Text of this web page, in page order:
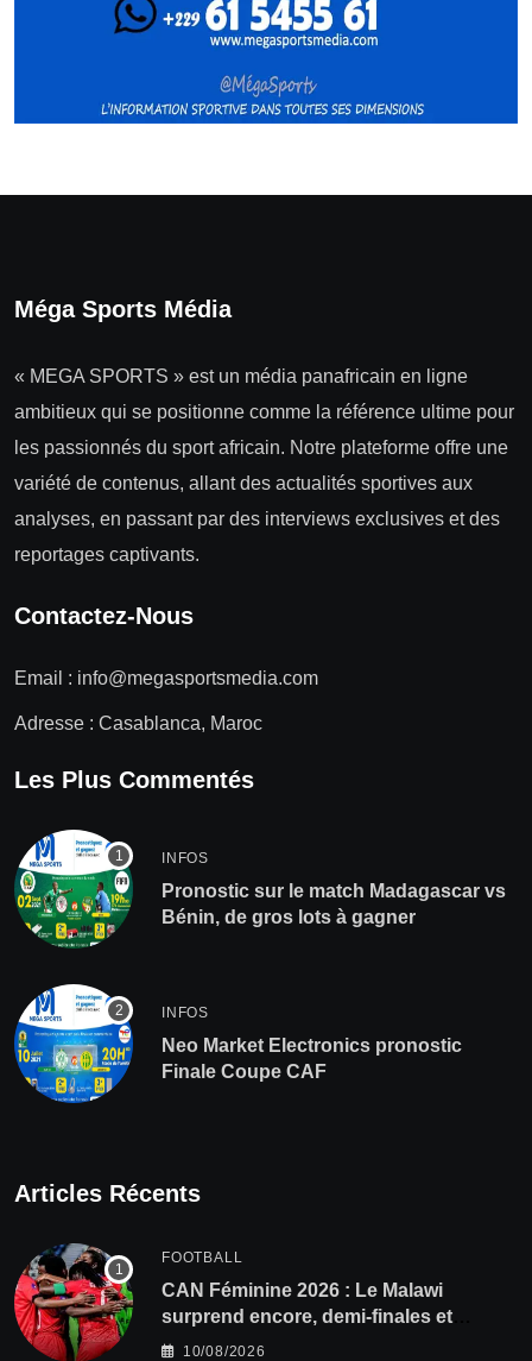
Méga Sports Média
« MEGA SPORTS » est un média panafricain en ligne
ambitieux qui se positionne comme la référence ultime pour
les passionnés du sport africain. Notre plateforme offre une
variété de contenus, allant des actualités sportives aux
analyses, en passant par des interviews exclusives et des
reportages captivants.
Contactez-Nous
Email : info@megasportsmedia.com
Adresse : Casablanca, Maroc
Les Plus Commentés
INFOS
Pronostic sur le match Madagascar vs
Bénin, de gros lots à gagner
INFOS
Neo Market Electronics pronostic
Finale Coupe CAF
Articles Récents
FOOTBALL
CAN Féminine 2026 : Le Malawi
surprend encore, demi-finales et
Mondial pour les Scorchers !
10/08/2026